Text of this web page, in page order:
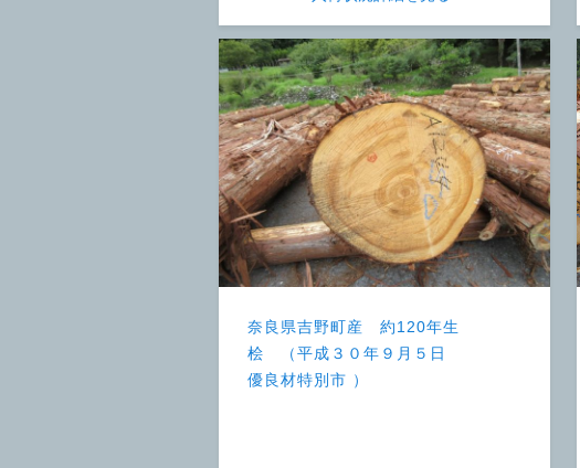
奈良県吉野町産 約120年生
桧 （平成３０年９月５日
優良材特別市 ）